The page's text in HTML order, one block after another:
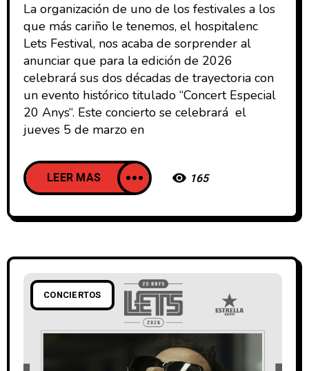
La organización de uno de los festivales a los
que más cariño le tenemos, el hospitalenc
Lets Festival, nos acaba de sorprender al
anunciar que para la edición de 2026
celebrará sus dos décadas de trayectoria con
un evento histórico titulado “Concert Especial
20 Anys“. Este concierto se celebrará el
jueves 5 de marzo en
LEER MAS 165
CONCIERTOS